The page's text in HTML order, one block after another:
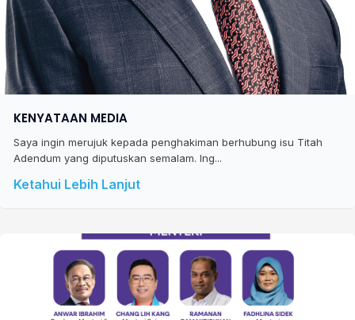
KENYATAAN MEDIA
Saya ingin merujuk kepada penghakiman berhubung isu Titah
Adendum yang diputuskan semalam. Ing...
Ketahui Lebih Lanjut